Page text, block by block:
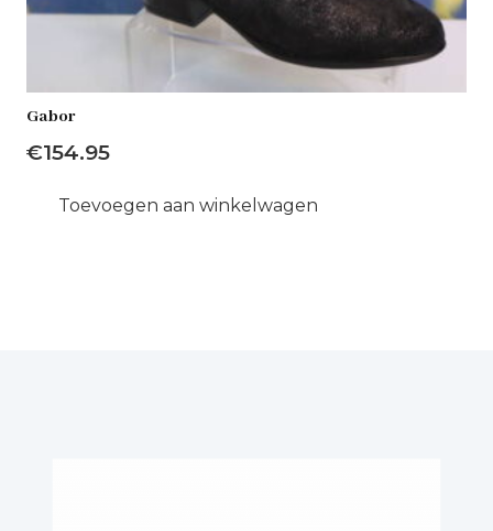
Gabor
€154.95
Toevoegen aan winkelwagen